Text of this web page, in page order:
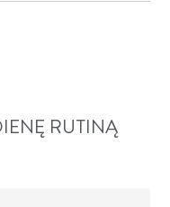
RUTINĄ